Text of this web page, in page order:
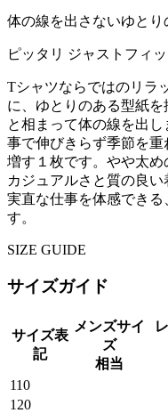
体の線を出さないゆとり
ピッタリ ジャストフィッ
Tシャツならではのリラ
に、ゆとりのある型紙
と相まって体の線を出
事で伸びきらず季節を
増す１枚です。やや太め
カジュアルさと質の良
実直な仕事を体感でき
す。
SIZE GUIDE
サイズガイド
サイズ表
記
メンズサイ
ズ
相当
110
120